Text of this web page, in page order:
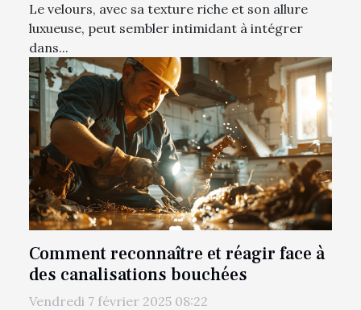
Le velours, avec sa texture riche et son allure
luxueuse, peut sembler intimidant à intégrer
dans...
Comment reconnaître et réagir face à
des canalisations bouchées
Vendredi 7 février 2025 08:22